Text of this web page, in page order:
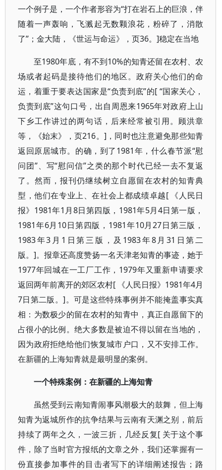
一个例子是，一个作者形容为“打在岩石上的巨浪，伴
随着一声轰响，飞溅起无数颗浪花，粉碎了，消散
了”；金大陆，《世运与命运》，页36。]稳定在当地
至1980年底，有不到10%的知青还留在农村、农
场或者起码是接待他们的地区。政府关心他们的命
运，着重于要表达国家是“负责到底”的[ “国家关心，
负责到底”这句口号，出自周恩来1965年对政府上山
下乡工作讲过的两句话，后来经常被引用。顾洪章
等，《始末》，页216。]，同时也注意避免那些知青
返回原居城市。的确，到了1981年，什么春节派“慰
问团”、写“慰问信”之类的那个时代已经一去不复返
了。然而，报刊仍继续树立自愿留在农村的知青典
型，他们在专业上、在社会上都成绩卓越[ 《人民日
报》1981年1月8日第四版，1981年5月4日第一版，
1981年6月10日第四版，1981年10月27日第三版，
1983年3月1日第三版，及1983年8月31日第二
版。]。报章还高度赞扬一名天津老知青的事迹，她于
1977年回城在一工厂工作，1979年又重新申请要求
返回两年前离开的郊区农村[ 《人民日报》1981年4月
7日第二版。]。可是这些特殊事例并不能掩盖事实真
相：为数极少的留在农村的知青中，真正自愿留下的
占很小的比例。绝大多数是被迫不得以留在当地的，
因为政府拒绝给他们恢复城市户口，又不安排工作。
在新疆的上海知青就是最明显的案例。
一个特殊案例：在新疆的上海知青
虽然受到云南知青闹事风潮极大的鼓舞，但上海
知青为返城所作的抗争结果与云南有天渊之别，前后
持续了两年之久，一波三折，几经反复[ 关于这个事
件，除了当时官方报纸的文章之外，我们还掌握有一
份直接参加事件的目击者写下的详细阐述报告；路